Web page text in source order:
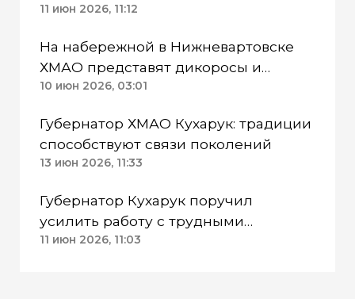
нефти»
11 июн 2026, 11:12
На набережной в Нижневартовске
ХМАО представят дикоросы и
северные деликатесы
10 июн 2026, 03:01
Губернатор ХМАО Кухарук: традиции
способствуют связи поколений
13 июн 2026, 11:33
Губернатор Кухарук поручил
усилить работу с трудными
подростками ХМАО
11 июн 2026, 11:03